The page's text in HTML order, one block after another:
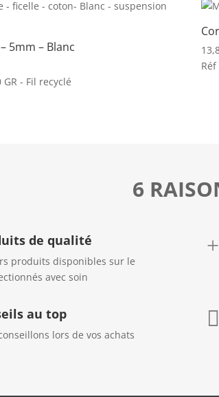
5mm – Blanc
- Fil recyclé
6
de qualité
produits disponibles sur le
avec soin
au top
lors de vos achats
+
